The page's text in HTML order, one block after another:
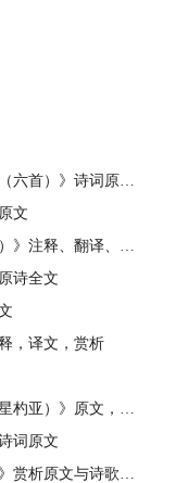
柳亚子《题《夏内史集》（六首）》诗词原文与赏析
文
《贺知章回乡偶书（其一）》注释、翻译、赏析
诗全文
，译文，赏析
柳永《柳初新（东郊向晓星杓亚）》原文，注释，译文，赏析
词原文
杜牧《题宣州开元寺水阁》赏析原文与诗歌鉴赏